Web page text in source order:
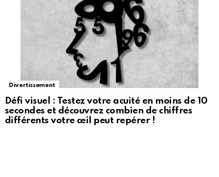
Divertissement
Défi visuel : Testez votre acuité en moins de 10
secondes et découvrez combien de chiffres
différents votre œil peut repérer !